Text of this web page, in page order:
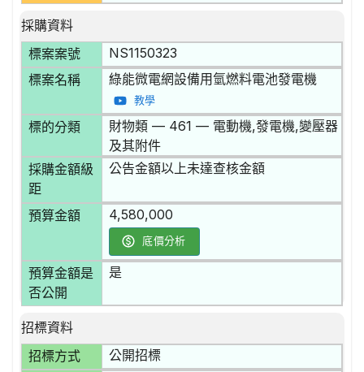
採購資料
標案案號
NS1150323
標案名稱 綠能微電網設備用氫燃料電池發電機
教學
標的分類
財物類 — 461 — 電動機,發電機,變壓器
及其附件
採購金額級
距
公告金額以上未達查核金額
預算金額 4,580,000
底價分析
預算金額是
否公開
是
招標資料
招標方式
公開招標